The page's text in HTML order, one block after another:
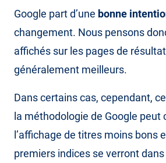
Google part d’une bonne
changement. Nous pensons
affichés sur les pages de
généralement meilleurs.
Dans certains cas, cependant,
la méthodologie de Google peut
l’affichage de titres moins bons
premiers indices se verront dans